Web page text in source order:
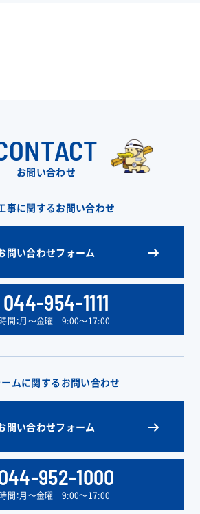
お問い合わせ
事に関するお問い合わせ
問い合わせフォーム
044-954-1111
間：月〜金曜 9:00〜17:00
ムに関するお問い合わせ
問い合わせフォーム
952-1000
間：月〜金曜 9:00〜17:00